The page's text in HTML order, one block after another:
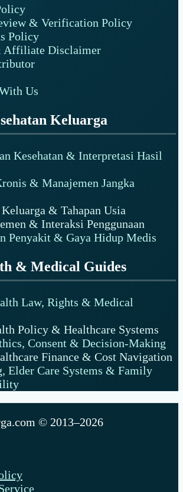
& Verification Policy
Policy
Affiliate Disclaimer
Us
Keluarga
Kesehatan & Interpretasi Hasil
& Manajemen Jangka
& Tahapan Usia
& Interaksi Penggunaan
Penyakit & Gaya Hidup Medis
& Medical Guides
Law, Rights & Medical
Policy & Healthcare Systems
Consent & Decision-Making
Finance & Cost Navigation
Elder Care Systems & Family
© 2013–2026